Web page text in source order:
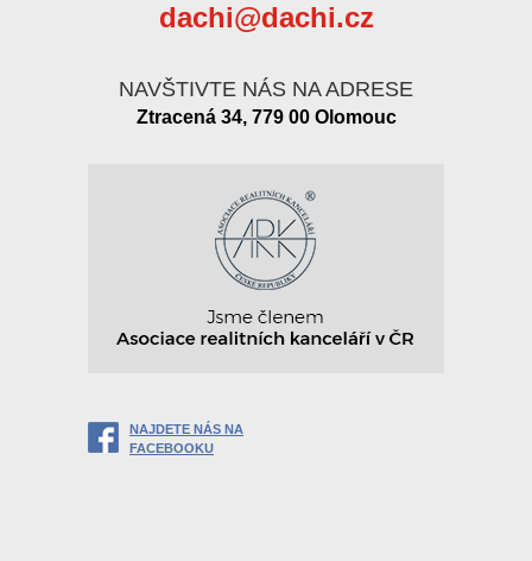
dachi@dachi.cz
NAVŠTIVTE NÁS NA ADRESE
Ztracená 34, 779 00 Olomouc
NAJDETE NÁS NA
FACEBOOKU